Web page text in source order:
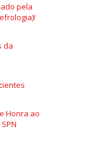
pela
da
Honra ao